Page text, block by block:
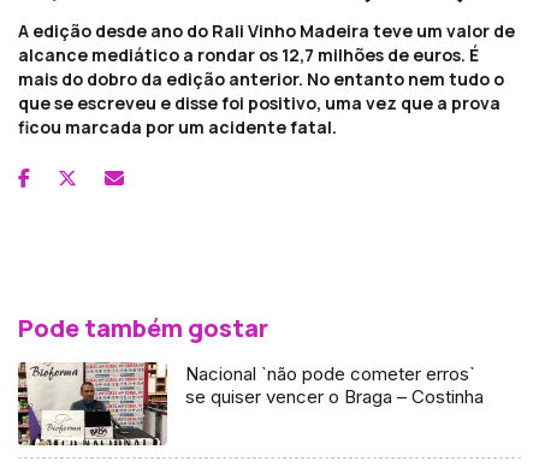
A edição desde ano do Rali Vinho Madeira teve um valor de
alcance mediático a rondar os 12,7 milhões de euros. É
mais do dobro da edição anterior. No entanto nem tudo o
que se escreveu e disse foi positivo, uma vez que a prova
ficou marcada por um acidente fatal.
Pode também gostar
Nacional `não pode cometer erros`
se quiser vencer o Braga – Costinha